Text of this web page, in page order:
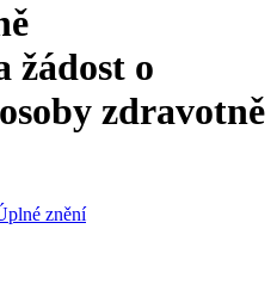
žádost o
zdravotně
znění